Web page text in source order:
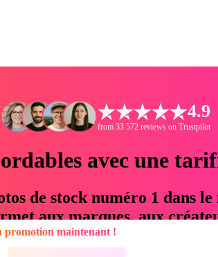
4.9
from 33 572 reviews on Trustpilot
avec une
de stock numéro 1 dans
aux marques, aux
d'économiser jusqu'à
maintenant !